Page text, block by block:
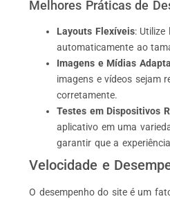
Melhores Práticas de
Layouts Flexíveis: Utilize
automaticamente ao
Imagens e Mídias
imagens e vídeos sejam
corretamente.
Testes em Dispositivos
aplicativo em uma
garantir que a
Velocidade e
O desempenho do site é um